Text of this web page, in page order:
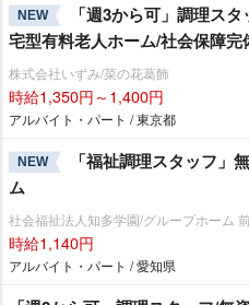
NEW
「週3から可」調理ス
宅型有料老人ホーム/社会保障完
株式会社いずみ/菜の花葛飾
時給1,350円～1,400円
アルバイト・パート / 東京都
NEW
「福祉調理スタッフ」
ム
社会福祉法人知多学園/グループホーム
時給1,140円
アルバイト・パート / 愛知県